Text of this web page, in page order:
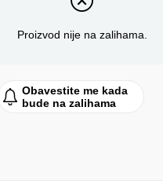
Proizvod nije na zalihama.
Obavestite me kada
bude na zalihama